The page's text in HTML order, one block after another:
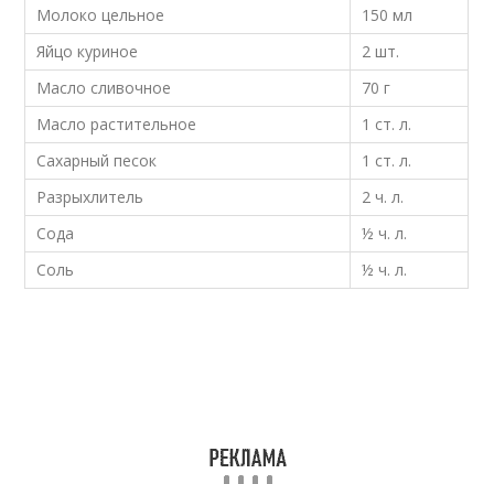
Молоко цельное
150 мл
Яйцо куриное
2 шт.
Масло сливочное
70 г
Масло растительное
1 ст. л.
Сахарный песок
1 ст. л.
Разрыхлитель
2 ч. л.
Сода
½ ч. л.
Соль
½ ч. л.